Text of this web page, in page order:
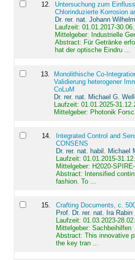
12.
Untersuchung zum
Chlorinduzierte Korrosion
Dr. rer. nat. Johann
Laufzeit: 01.01.2017-
Mittelgeber: Industrielle
Abstract: Für Getränke
hat der optische Eindru ...
13.
Monolithische Co-
Validierung heterogener
CoLuM
Dr. rer. nat. Michael G.
Laufzeit: 01.01.2025-
Mittelgeber: Photonik
14.
Integrated Control and
CONSENS
Dr. rer. nat. habil. Michael
Laufzeit: 01.01.2015-
Mittelgeber: H2020-
Abstract: Intensified
fashion. To ...
15.
Crafting Documents, c.
Prof. Dr. rer. nat. Ira Rabin
Laufzeit: 01.03.2023-
Mittelgeber: Sachbeihilfen
Abstract: This innovative
the key tran ...